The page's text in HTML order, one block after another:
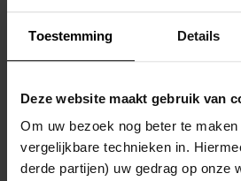
Toestemming Details
Deze website maakt gebruik van
Om uw bezoek nog beter te
vergelijkbare technieken in.
derde partijen) uw gedrag op onze
Helaas, er is een fout opgetreden
Mogelijk kunt u deze pagina niet